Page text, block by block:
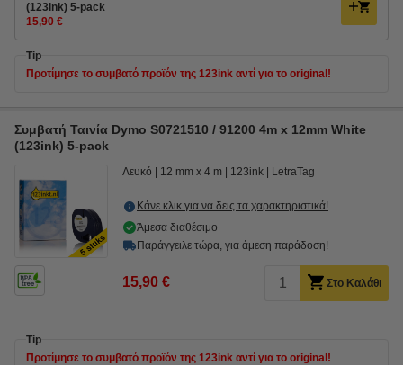
(123ink) 5-pack
15,90 €
Tip
Προτίμησε το συμβατό προϊόν της 123ink αντί για το original!
Συμβατή Ταινία Dymo S0721510 / 91200 4m x 12mm White
(123ink) 5-pack
Λευκό 12 mm x 4 m 123ink LetraTag
Κάνε κλικ για να δεις τα χαρακτηριστικά!
Άμεσα διαθέσιμο
Παράγγειλε τώρα, για άμεση παράδοση!
15,90 € Στο Καλάθι
Tip
Προτίμησε το συμβατό προϊόν της 123ink αντί για το original!